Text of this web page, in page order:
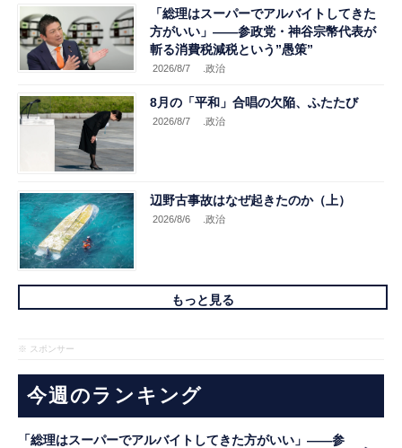
「総理はスーパーでアルバイトしてきた
方がいい」――参政党・神谷宗幣代表が
斬る消費税減税という”愚策”
2026/8/7 .政治
8月の「平和」合唱の欠陥、ふたたび
2026/8/7 .政治
辺野古事故はなぜ起きたのか（上）
2026/8/6 .政治
もっと見る
※ スポンサー
今週のランキング
「総理はスーパーでアルバイトしてきた方がいい」――参